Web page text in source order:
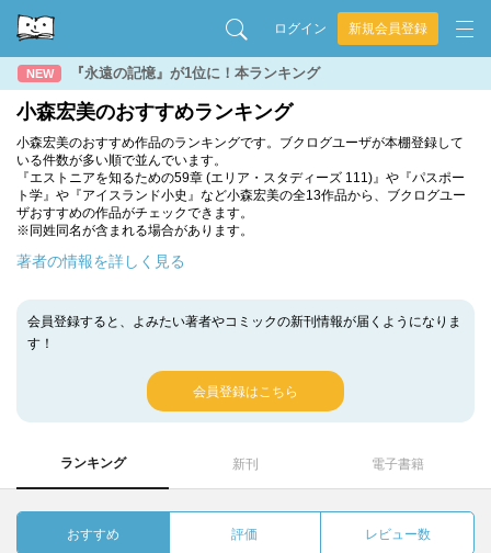
ログイン 新規会員登録
NEW 『永遠の記憶』が1位に！本ランキング
小森宏美のおすすめランキング
小森宏美のおすすめ作品のランキングです。ブクログユーザが本棚登録して
いる件数が多い順で並んでいます。
『エストニアを知るための59章 (エリア・スタディーズ 111)』や『パスポー
ト学』や『アイスランド小史』など小森宏美の全13作品から、ブクログユー
ザおすすめの作品がチェックできます。
※同姓同名が含まれる場合があります。
著者の情報を詳しく見る
会員登録すると、よみたい著者やコミックの新刊情報が届くようになりま
す！
会員登録はこちら
ランキング 新刊 電子書籍
おすすめ 評価 レビュー数